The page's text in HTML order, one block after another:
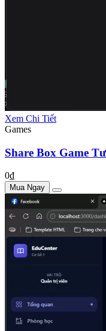
Xem Chi Tiết
Games
Share Box Game
0₫
Mua Ngay